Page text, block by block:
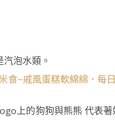
泡水類。
上的狗狗與熊熊 代表